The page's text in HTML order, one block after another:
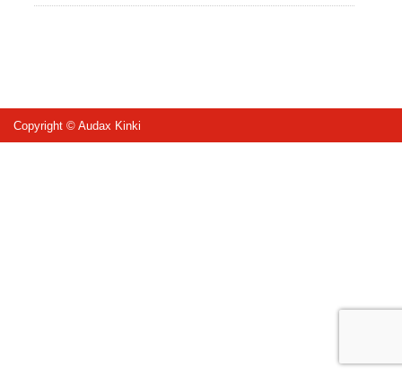
Copyright © Audax Kinki